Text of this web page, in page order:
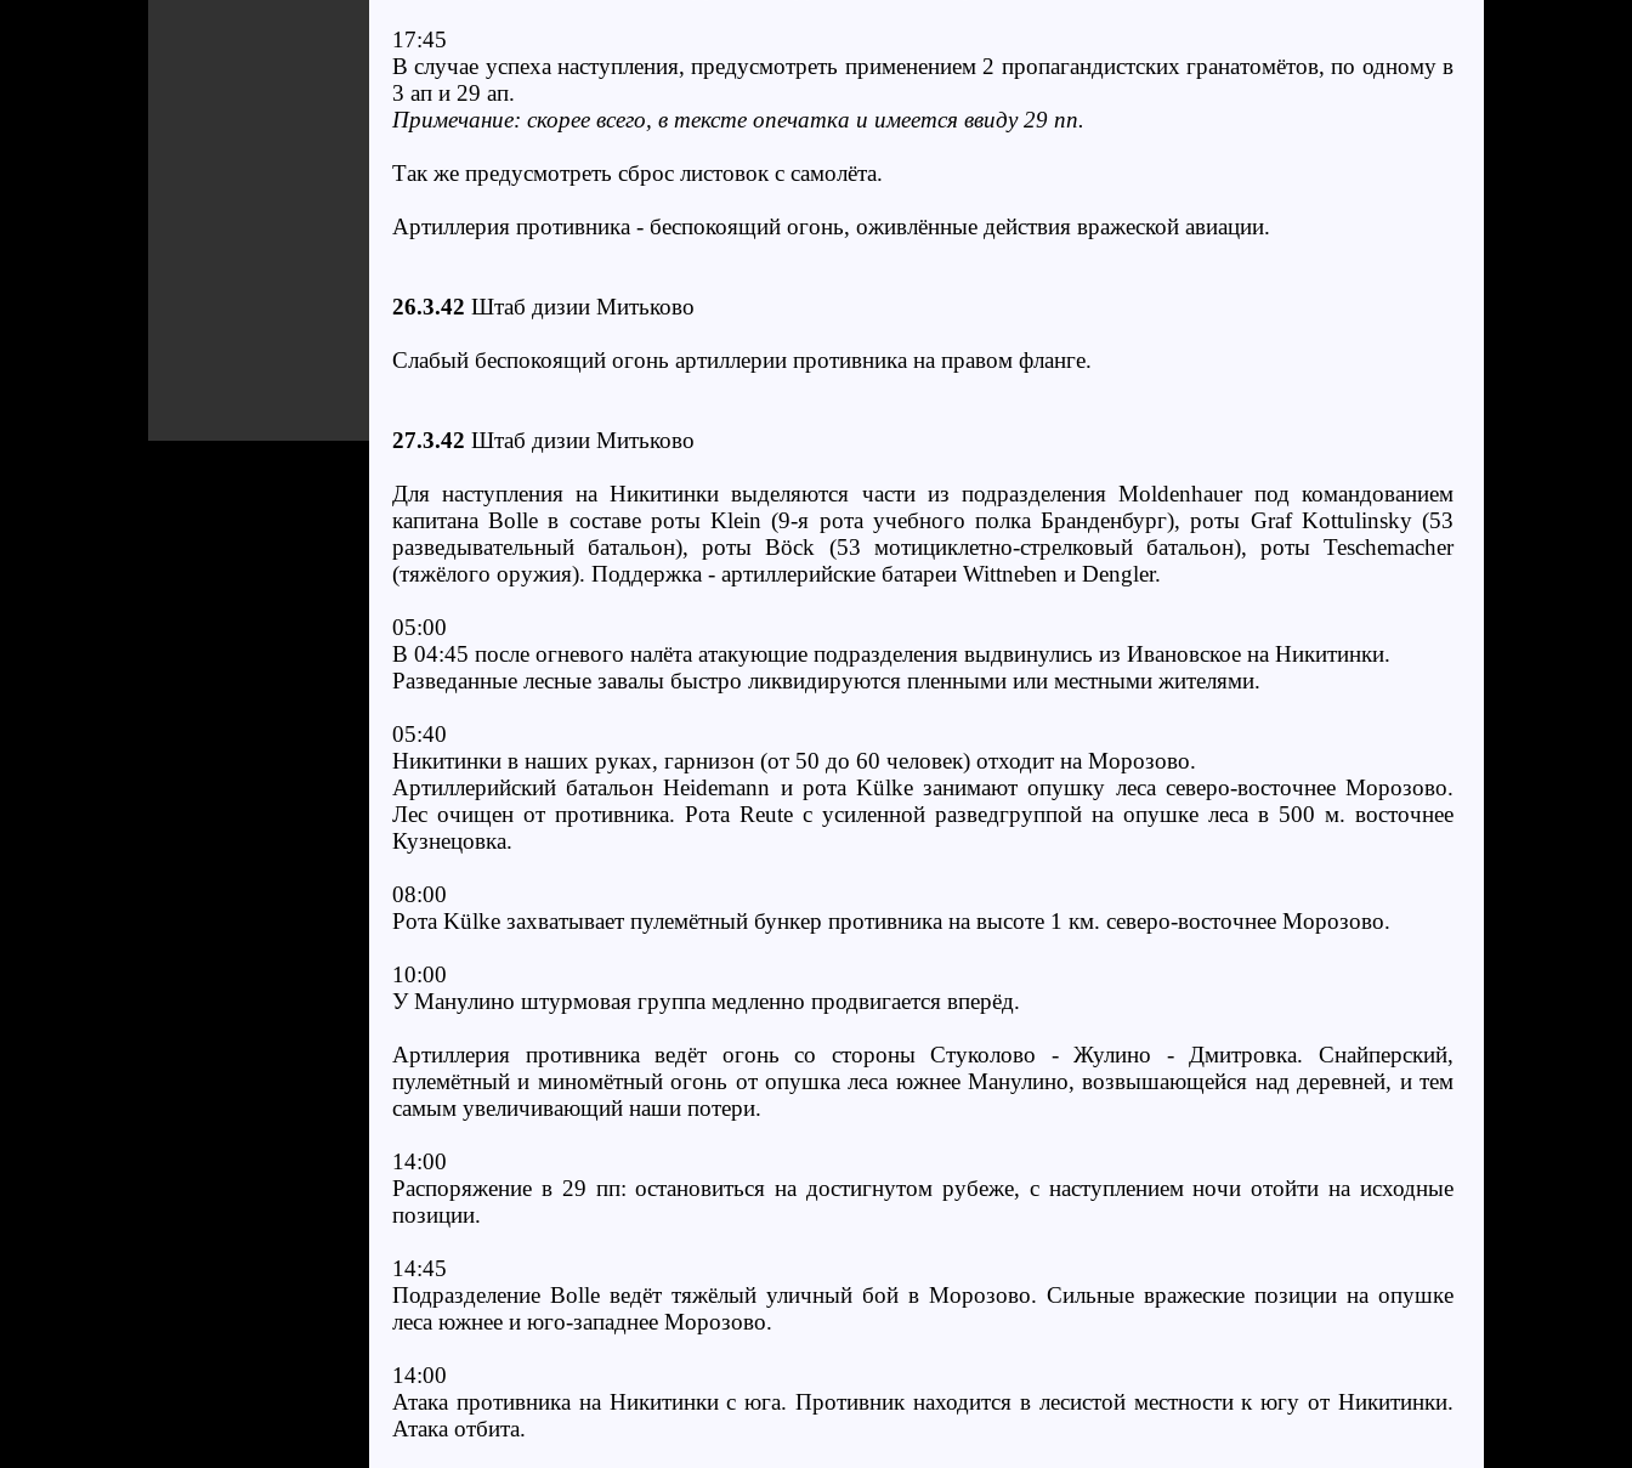
17:45
В случае успеха наступления, предусмотреть применением 2 пропагандистских гранатомётов, по одному в
3 ап и 29 ап.
Примечание: скорее всего, в тексте опечатка и имеется ввиду 29 пп.
Так же предусмотреть сброс листовок с самолёта.
Артиллерия противника - беспокоящий огонь, оживлённые действия вражеской авиации.
26.3.42 Штаб дизии Митьково
Слабый беспокоящий огонь артиллерии противника на правом фланге.
27.3.42 Штаб дизии Митьково
Для наступления на Никитинки выделяются части из подразделения Moldenhauer под командованием
капитана Bolle в составе роты Klein (9-я рота учебного полка Бранденбург), роты Graf Kottulinsky (53
разведывательный батальон), роты Böck (53 мотициклетно-стрелковый батальон), роты Teschemacher
(тяжёлого оружия). Поддержка - артиллерийские батареи Wittneben и Dengler.
05:00
В 04:45 после огневого налёта атакующие подразделения выдвинулись из Ивановское на Никитинки.
Разведанные лесные завалы быстро ликвидируются пленными или местными жителями.
05:40
Никитинки в наших руках, гарнизон (от 50 до 60 человек) отходит на Морозово.
Артиллерийский батальон Heidemann и рота Külke занимают опушку леса северо-восточнее Морозово.
Лес очищен от противника. Рота Reute с усиленной разведгруппой на опушке леса в 500 м. восточнее
Кузнецовка.
08:00
Рота Külke захватывает пулемётный бункер противника на высоте 1 км. северо-восточнее Морозово.
10:00
У Манулино штурмовая группа медленно продвигается вперёд.
Артиллерия противника ведёт огонь со стороны Стуколово - Жулино - Дмитровка. Снайперский,
пулемётный и миномётный огонь от опушка леса южнее Манулино, возвышающейся над деревней, и тем
самым увеличивающий наши потери.
14:00
Распоряжение в 29 пп: остановиться на достигнутом рубеже, с наступлением ночи отойти на исходные
позиции.
14:45
Подразделение Bolle ведёт тяжёлый уличный бой в Морозово. Сильные вражеские позиции на опушке
леса южнее и юго-западнее Морозово.
14:00
Атака противника на Никитинки с юга. Противник находится в лесистой местности к югу от Никитинки.
Атака отбита.